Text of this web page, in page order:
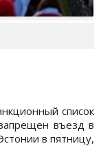
список
въезд в
в пятницу,